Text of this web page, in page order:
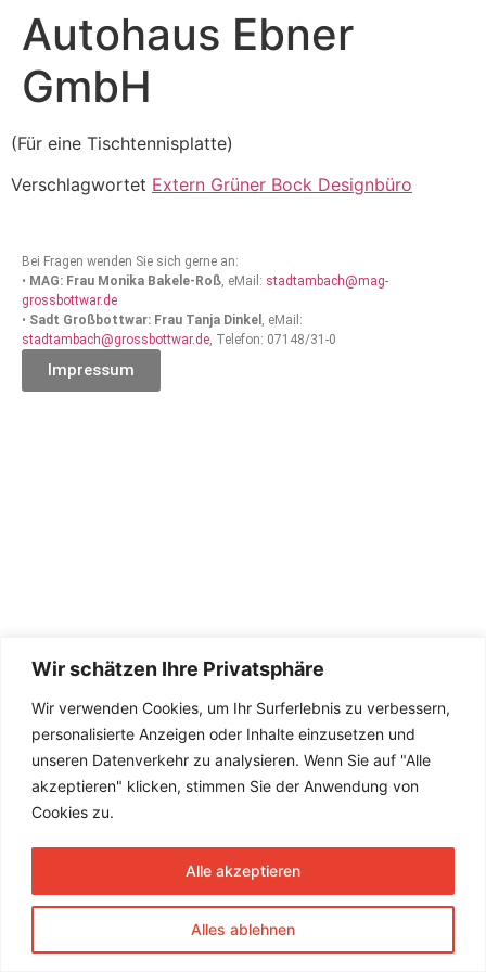
Wir schätzen Ihre Privatsphäre
Wir verwenden Cookies, um Ihr Surferlebnis zu verbessern,
personalisierte Anzeigen oder Inhalte einzusetzen und
unseren Datenverkehr zu analysieren. Wenn Sie auf "Alle
akzeptieren" klicken, stimmen Sie der Anwendung von
Cookies zu.
Alles ablehnen
Alle akzeptieren
Autohaus Ebner
GmbH
(Für eine Tischtennisplatte)
Verschlagwortet Extern Grüner Bock Designbüro
Bei Fragen wenden Sie sich gerne an:
• MAG: Frau Monika Bakele-Roß, eMail: stadtambach@mag-
grossbottwar.de
• Sadt Großbottwar: Frau Tanja Dinkel , eMail:
stadtambach@grossbottwar.de, Telefon: 07148/31-0
Impressum